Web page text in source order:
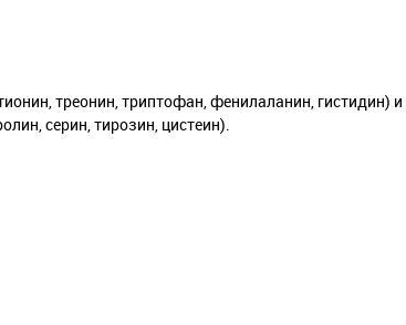
треонин, триптофан, фенилаланин, гистидин)
серин, тирозин, цистеин).